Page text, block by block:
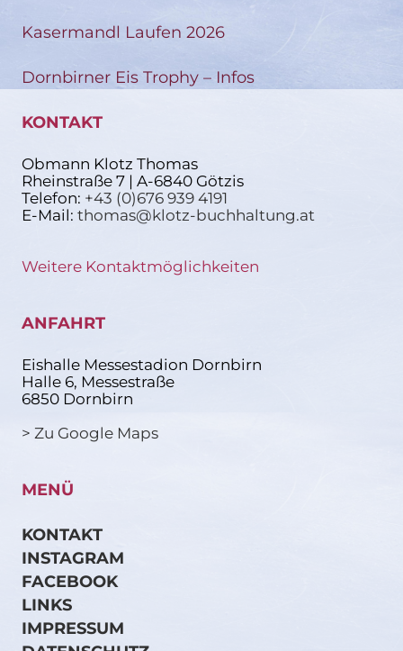
Kasermandl Laufen 2026
Dornbirner Eis Trophy – Infos
KONTAKT
Obmann Klotz Thomas
Rheinstraße 7 | A-6840 Götzis
Telefon: +43 (0)676 939 4191
E-Mail: thomas@klotz-buchhaltung.at
Weitere Kontaktmöglichkeiten
ANFAHRT
Eishalle Messestadion Dornbirn
Halle 6, Messestraße
6850 Dornbirn
> Zu Google Maps
MENÜ
KONTAKT
INSTAGRAM
FACEBOOK
LINKS
IMPRESSUM